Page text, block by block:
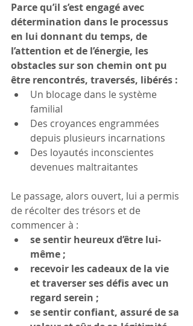
Parce qu’il s’est engagé avec
détermination dans le processus
en lui donnant du temps, de
l’attention et de l’énergie, les
obstacles sur son chemin ont pu
être rencontrés, traversés, libérés :
Un blocage dans le système
familial
Des croyances engrammées
depuis plusieurs incarnations
Des loyautés inconscientes
devenues maltraitantes
Le passage, alors ouvert, lui a permis
de récolter des trésors et de
commencer à :
se sentir heureux d’être lui-
même ;
recevoir les cadeaux de la vie
et traverser ses défis avec un
regard serein ;
se sentir confiant, assuré de sa